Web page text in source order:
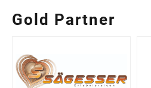
Gold Partner